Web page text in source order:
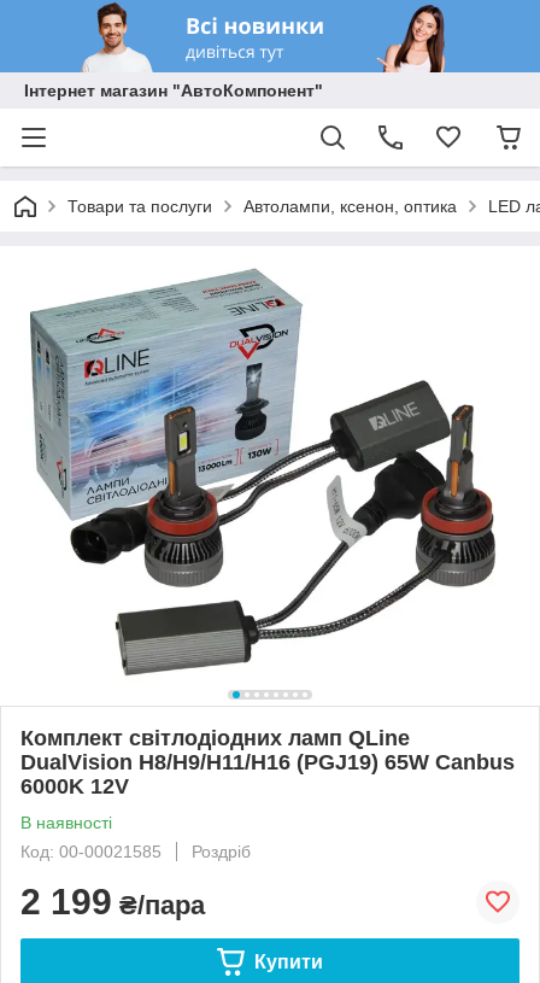
Інтернет магазин "АвтоКомпонент"
Товари та послуги Автолампи, ксенон, оптика LED
Комплект світлодіодних ламп QLine
DualVision H8/H9/H11/H16 (PGJ19) 65W Canbus
6000K 12V
В наявності
Код: 00-00021585
Роздріб
2 199 ₴/пара
Купити